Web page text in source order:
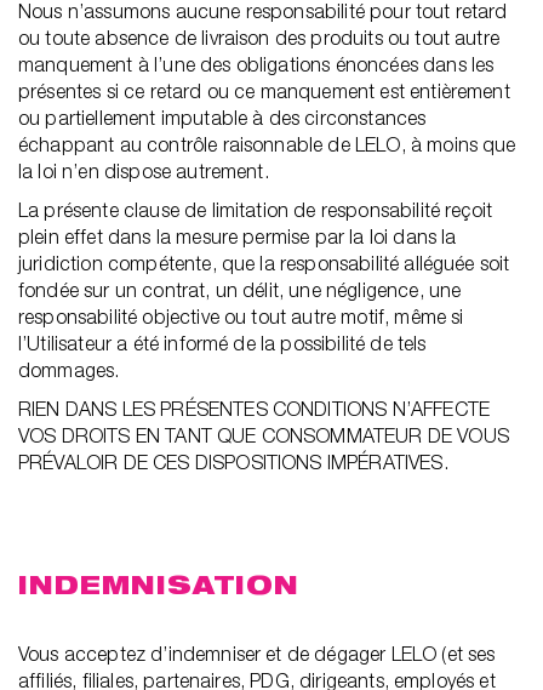
Nous n’assumons aucune responsabilité pour tout retard
ou toute absence de livraison des produits ou tout autre
manquement à l’une des obligations énoncées dans les
présentes si ce retard ou ce manquement est entièrement
ou partiellement imputable à des circonstances
échappant au contrôle raisonnable de LELO, à moins que
la loi n’en dispose autrement.
La présente clause de limitation de responsabilité reçoit
plein effet dans la mesure permise par la loi dans la
juridiction compétente, que la responsabilité alléguée soit
fondée sur un contrat, un délit, une négligence, une
responsabilité objective ou tout autre motif, même si
l’Utilisateur a été informé de la possibilité de tels
dommages.
RIEN DANS LES PRÉSENTES CONDITIONS N’AFFECTE
VOS DROITS EN TANT QUE CONSOMMATEUR DE VOUS
PRÉVALOIR DE CES DISPOSITIONS IMPÉRATIVES.
INDEMNISATION
Vous acceptez d’indemniser et de dégager LELO (et ses
affiliés, filiales, partenaires, PDG, dirigeants, employés et